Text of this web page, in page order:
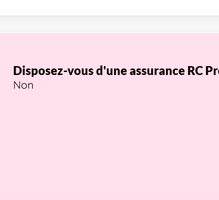
Disposez-vous d'une assurance RC
Non